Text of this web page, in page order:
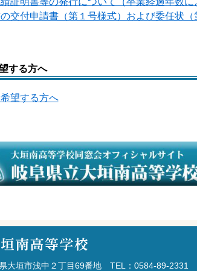
交付申請書（第１号様式）および委任状（
する方へ
望する方へ
大垣市浅中２丁目69番地 TEL：0584-89-2331